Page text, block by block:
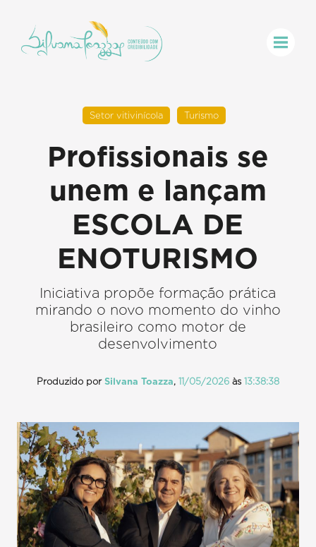
Setor vitivinícola Turismo
Profissionais se
unem e lançam
ESCOLA DE
ENOTURISMO
Iniciativa propõe formação prática
mirando o novo momento do vinho
brasileiro como motor de
desenvolvimento
Produzido por Silvana Toazza, 11/05/2026às 13:38:38